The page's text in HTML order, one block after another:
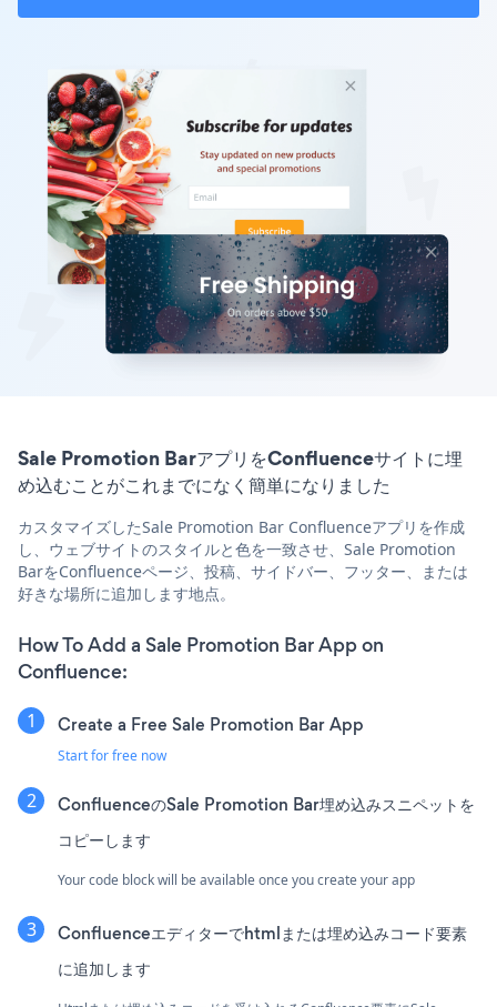
Sale Promotion BarアプリをConfluenceサイトに埋
め込むことがこれまでになく簡単になりました
カスタマイズしたSale Promotion Bar Confluenceアプリを作成
し、ウェブサイトのスタイルと色を一致させ、Sale Promotion
BarをConfluenceページ、投稿、サイドバー、フッター、または
好きな場所に追加します地点。
How To Add a Sale Promotion Bar App on
Confluence:
Create a Free Sale Promotion Bar App
Start for free now
ConfluenceのSale Promotion Bar埋め込みスニペットを
コピーします
Your code block will be available once you create your app
Confluenceエディターでhtmlまたは埋め込みコード要素
に追加します